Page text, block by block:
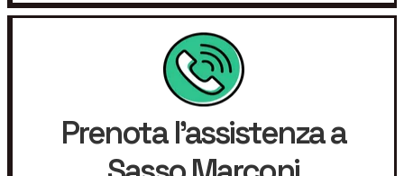
Prenota l'assistenza a